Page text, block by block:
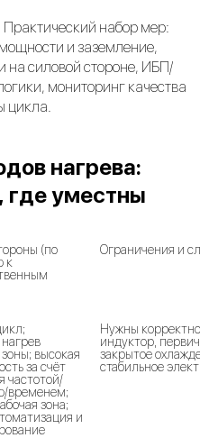
Практический набор мер:
и заземление,
на силовой стороне, ИБП/
мониторинг качества
цикла.
нагрева:
уместны
(по
к
Ограничения и
высокая
за счёт
частотой/
временем;
зона;
и
Нужны корректно
индуктор,
закрытое
стабильное